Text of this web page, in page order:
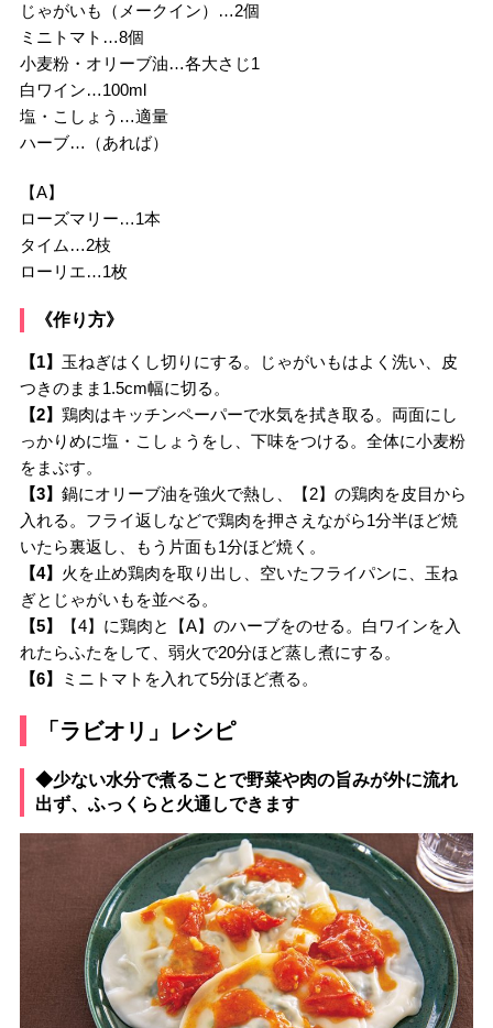
じゃがいも（メークイン）…2個
ミニトマト…8個
小麦粉・オリーブ油…各大さじ1
白ワイン…100ml
塩・こしょう…適量
ハーブ…（あれば）
【A】
ローズマリー…1本
タイム…2枝
ローリエ…1枚
《作り方》
【1】 玉ねぎはくし切りにする。じゃがいもはよく洗い、皮
つきのまま1.5cm幅に切る。
【2】 鶏肉はキッチンペーパーで水気を拭き取る。両面にし
っかりめに塩・こしょうをし、下味をつける。全体に小麦粉
をまぶす。
【3】 鍋にオリーブ油を強火で熱し、【2】の鶏肉を皮目から
入れる。フライ返しなどで鶏肉を押さえながら1分半ほど焼
いたら裏返し、もう片面も1分ほど焼く。
【4】 火を止め鶏肉を取り出し、空いたフライパンに、玉ね
ぎとじゃがいもを並べる。
【5】
【4】に鶏肉と【A】のハーブをのせる。白ワインを入
れたらふたをして、弱火で20分ほど蒸し煮にする。
【6】
ミニトマトを入れて5分ほど煮る。
「ラビオリ」レシピ
◆少ない水分で煮ることで野菜や肉の旨みが外に流れ
出ず、ふっくらと火通しできます